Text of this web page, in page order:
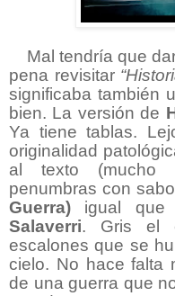
Mal tendría que
pena revisitar
significaba también
bien. La versión de
Ya tiene tablas.
originalidad
al texto (mucho
penumbras con
Guerra) igual que
Salaverri. Gris el
escalones que se
cielo. No hace
de una guerra que